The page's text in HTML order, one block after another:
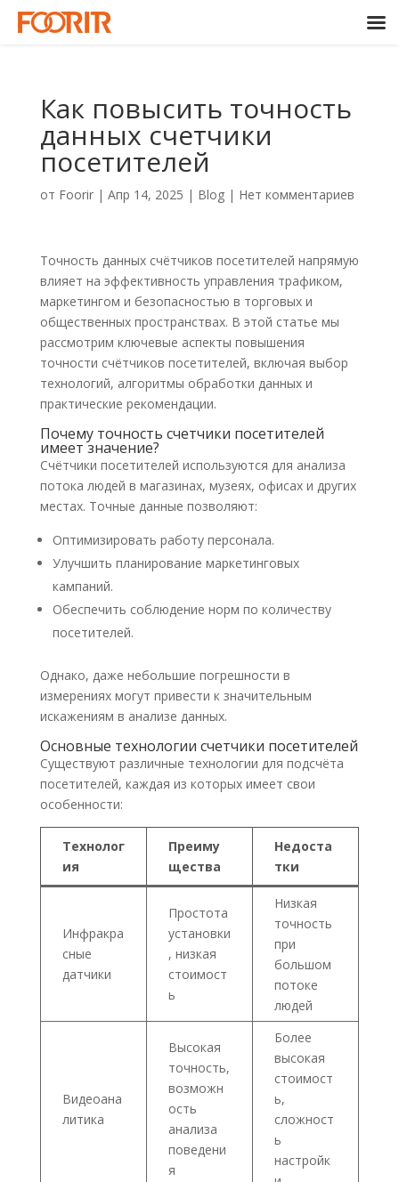
Как повысить точность
данных счетчики
посетителей
от Foorir| Апр 14, 2025 | Blog| Нет комментариев
Точность данных счётчиков посетителей напрямую
влияет на эффективность управления трафиком,
маркетингом и безопасностью в торговых и
общественных пространствах. В этой статье мы
рассмотрим ключевые аспекты повышения
точности счётчиков посетителей, включая выбор
технологий, алгоритмы обработки данных и
практические рекомендации.​
Почему точность счетчики посетителей
имеет значение?
Счётчики посетителей используются для анализа
потока людей в магазинах, музеях, офисах и других
местах. Точные данные позволяют:​
Оптимизировать работу персонала.​
Улучшить планирование маркетинговых
кампаний.​
Обеспечить соблюдение норм по количеству
посетителей.​
Однако, даже небольшие погрешности в
измерениях могут привести к значительным
искажениям в анализе данных.​
Основные технологии счетчики посетителей
Существуют различные технологии для подсчёта
посетителей, каждая из которых имеет свои
особенности:​
Технолог
ия
Преиму
щества
Недоста
тки
Инфракра
сные
датчики
Простота
установки
, низкая
стоимост
ь
Низкая
точность
при
большом
потоке
людей
Видеоана
литика
Высокая
точность,
возможн
ость
анализа
поведени
я
Более
высокая
стоимост
ь,
сложност
ь
настройк